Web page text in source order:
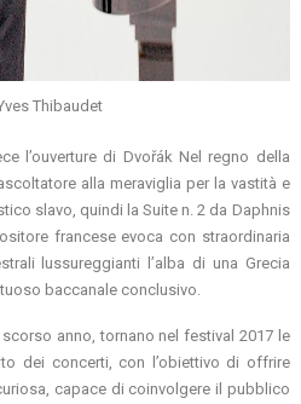
Thibaudet
l’ouverture di Dvořák Nel regno della
alla meraviglia per la vastità e
slavo, quindi la Suite n. 2 da Daphnis
francese evoca con straordinaria
lussureggianti l’alba di una Grecia
baccanale conclusivo.
anno, tornano nel festival 2017 le
dei concerti, con l’obiettivo di offrire
capace di coinvolgere il pubblico